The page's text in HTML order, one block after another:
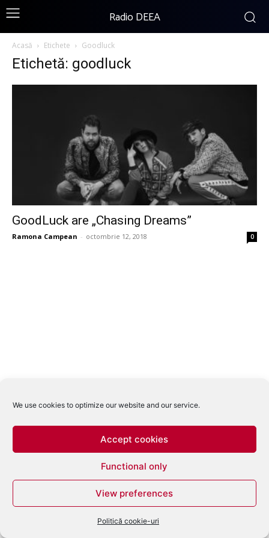
We use cookies to optimize our website and our service.
Accept cookies
Functional only
View preferences
Politică cookie-uri
Radio DEEA
Acasă Etichete Goodluck
Etichetă: goodluck
GoodLuck are „Chasing Dreams”
Ramona Campean - octombrie 12, 2018 0